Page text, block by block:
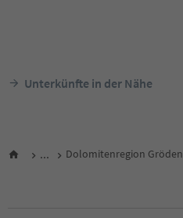
Unterkünfte in der Nähe
... Dolomitenregion Gröden